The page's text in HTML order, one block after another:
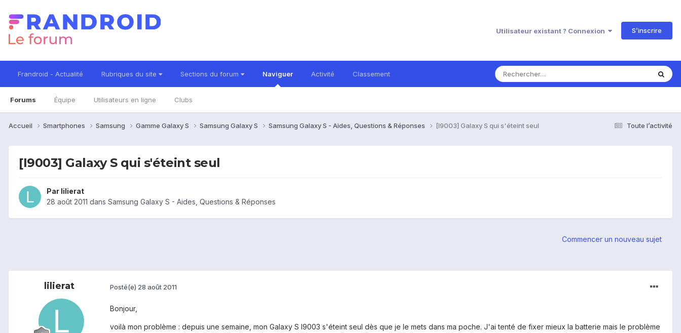
Utilisateur existant ? Connexion S’inscrire
Frandroid - Actualité Rubriques du site Sections du forum Naviguer
Forums Équipe Utilisateurs en ligne Clubs
Activité Classement
Toute l’activité
Accueil Smartphones Samsung Gamme Galaxy S Samsung Galaxy S Samsung Galaxy S - Aides, Questions & Réponses [I9003] Galaxy S qui s'éteint seul
[I9003] Galaxy S qui s'éteint seul
Par lilierat
28 août 2011 dans Samsung Galaxy S - Aides, Questions & Réponses
Commencer un nouveau sujet
lilierat Posté(e) 28 août 2011
Bonjour,
voilà mon problème : depuis une semaine, mon Galaxy S I9003 s'éteint seul dès que je le mets dans ma poche. J'ai tenté de fixer mieux la batterie mais le problème